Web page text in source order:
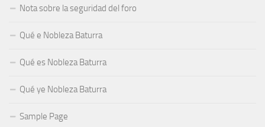
Nota sobre la seguridad del foro
Qué e Nobleza Baturra
Qué es Nobleza Baturra
Qué ye Nobleza Baturra
Sample Page